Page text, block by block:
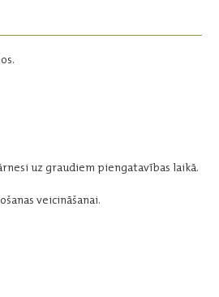
uz graudiem piengatavības laikā.
veicināšanai.
20 l un 1000 l
kopā - 13%